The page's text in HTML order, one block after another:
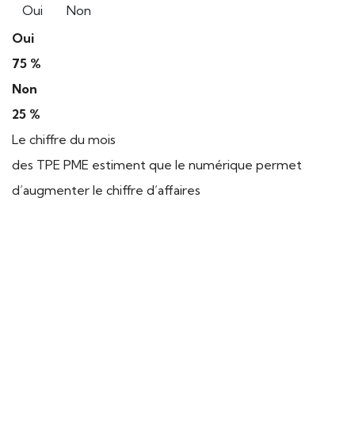
Oui
Non
Oui
75 %
Non
25 %
Le chiffre du mois
des TPE PME estiment que le numérique permet
d’augmenter le chiffre d’affaires